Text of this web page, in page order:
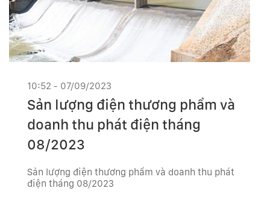
10:52 - 07/09/2023
Sản lượng điện thương phẩm và
doanh thu phát điện tháng
08/2023
Sản lượng điện thương phẩm và doanh thu phát
điện tháng 08/2023